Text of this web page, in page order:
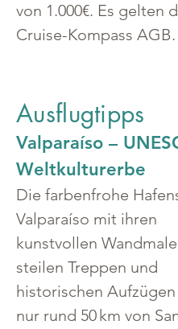
von 1.000€. Es gelten
Cruise-Kompass AGB.
Ausflugtipps
Valparaíso –
Weltkulturerbe
Die farbenfrohe
Valparaíso mit ihren
kunstvollen
steilen Treppen und
historischen
nur rund 50 km von